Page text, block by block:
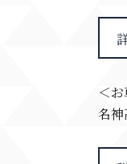
＜
名神